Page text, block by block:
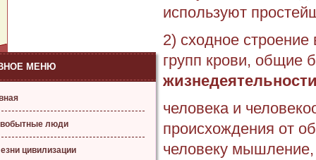
МЕНЮ
люди
цивилизации
использу­ют
2) сходное
групп крови, общие
человека и
происхож­дения от
человеку мышление,